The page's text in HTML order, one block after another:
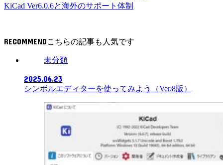
KiCad Ver6.0.6と海外のサポート体制
RECOMMEND
未分類
2025.06.23
シンボルエディターを使ってみよう（Ver.8版）